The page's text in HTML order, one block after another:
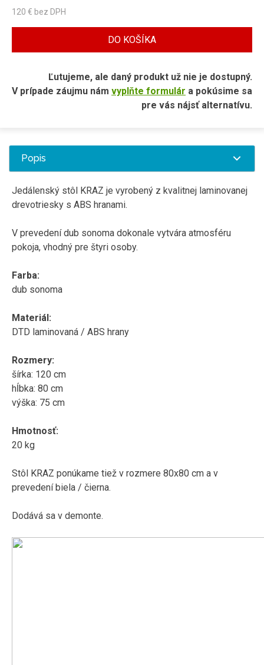
120 € bez DPH
DO KOŠÍKA
Ľutujeme, ale daný produkt už nie je dostupný.
V prípade záujmu nám vyplňte formulár a pokúsime sa
pre vás nájsť alternatívu.
Popis
Jedálenský stôl KRAZ je vyrobený z kvalitnej laminovanej
drevotriesky s ABS hranami.
V prevedení dub sonoma dokonale vytvára atmosféru
pokoja, vhodný pre štyri osoby.
Farba:
dub sonoma
Materiál:
DTD laminovaná / ABS hrany
Rozmery:
šírka: 120 cm
hĺbka: 80 cm
výška: 75 cm
Hmotnosť:
20 kg
Stôl KRAZ ponúkame tiež v rozmere 80x80 cm a v
prevedení biela / čierna.
Dodává sa v demonte.